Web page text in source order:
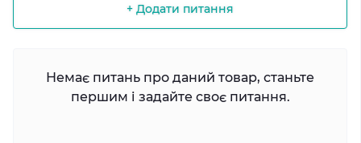
+ Додати питання
Немає питань про даний товар, станьте
першим і задайте своє питання.